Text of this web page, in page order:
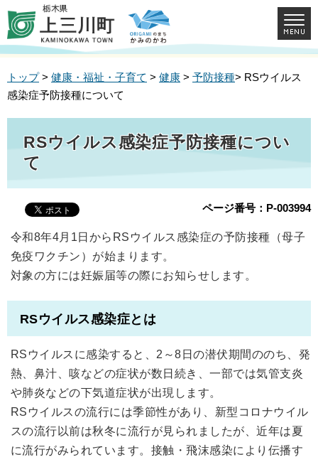
トップ> 健康・福祉・子育て > 健康 > 予防接種> RSウイルス
感染症予防接種について
RSウイルス感染症予防接種につい
て
ページ番号：P-003994
令和8年4月1日からRSウイルス感染症の予防接種（母子
免疫ワクチン）が始まります。
対象の方には妊娠届等の際にお知らせします。
RSウイルス感染症とは
RSウイルスに感染すると、2～8日の潜伏期間ののち、発
熱、鼻汁、咳などの症状が数日続き、一部では気管支炎
や肺炎などの下気道症状が出現します。
RSウイルスの流行には季節性があり、新型コロナウイル
スの流行以前は秋冬に流行が見られましたが、近年は夏
に流行がみられています。接触・飛沫感染により伝播す